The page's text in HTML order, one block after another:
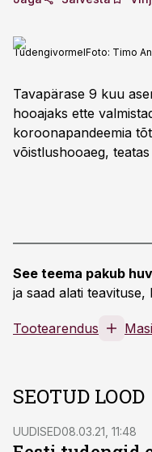
TudengivormelFoto: Timo
Tavapärase 9 kuu
hooajaks ette
koroonapandeemia
võistlushooaeg,
See teema pakub
ja saad alati
Tootearendus
SEOTUD LOOD
UUDISED08.03.21, 11:48